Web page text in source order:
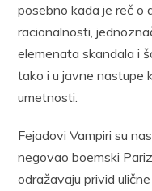
posebno kada je reč o
racionalnosti,
elemenata skandala i
tako i u javne nastupe
umetnosti.
Fejadovi Vampiri su
negovao boemski
odražavaju privid